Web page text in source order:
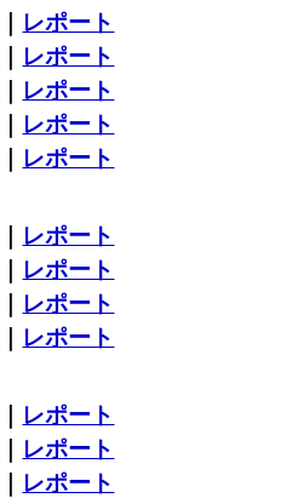
レポート
レポート
レポート
レポート
レポート
レポート
レポート
レポート
レポート
レポート
レポート
レポート